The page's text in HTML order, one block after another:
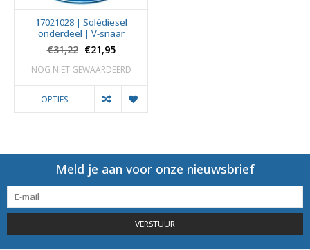
17021028 | Solédiesel
onderdeel | V-snaar
€31,22 €21,95
NOG NIET GEWAARDEERD
OPTIES
Meld je aan voor onze nieuwsbrief
VERSTUUR